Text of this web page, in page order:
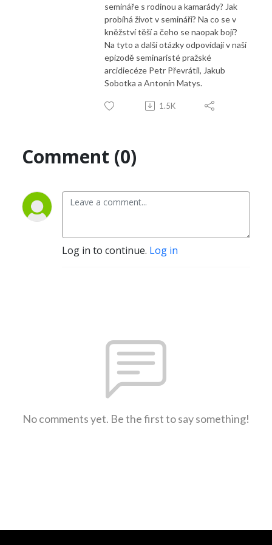
semináře s rodinou a kamarády? Jak
probíhá život v semináři? Na co se v
kněžství těší a čeho se naopak bojí?
Na tyto a další otázky odpovídají v naší
epizodě seminaristé pražské
arcidiecéze Petr Převrátil, Jakub
Sobotka a Antonín Matys.
1.5K
Comment (0)
Log in to continue. Log in
No comments yet. Be the first to say something!